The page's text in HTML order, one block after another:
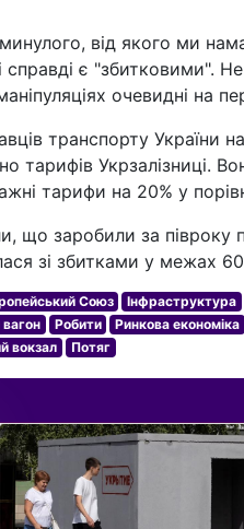
від якого ми
справді є "збитковими".
очевидні на
транспорту України
тарифів Укрзалізниці.
тарифи на 20% у
що заробили за
зі збитками у межах
Союз Інфраструктура
вагон Робити Ринкова економіка
вокзал Потяг